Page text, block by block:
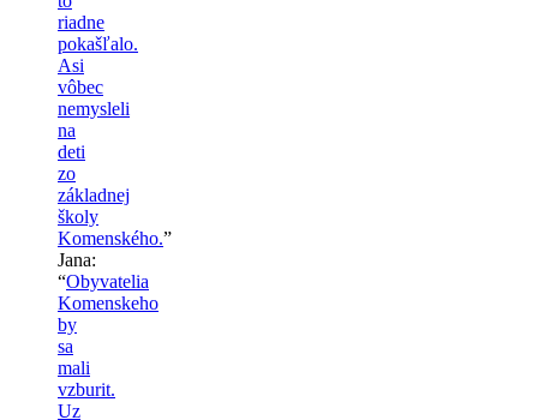
riadne
pokašľalo.
Asi
vôbec
nemysleli
na
deti
zo
základnej
školy
Komenského.”
Jana:
“Obyvatelia
Komenskeho
by
sa
mali
vzburit.
Uz